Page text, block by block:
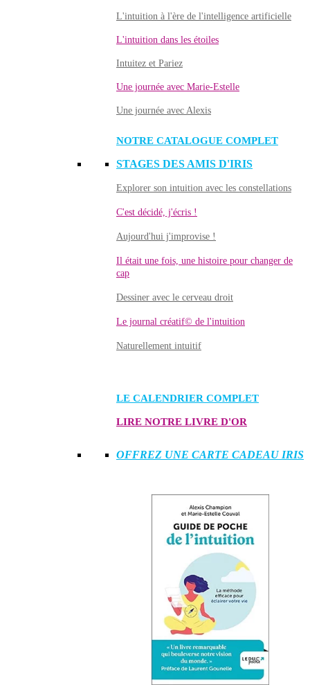
L'intuition à l'ère de l'intelligence artificielle
L'intuition dans les étoiles
Intuitez et Pariez
Une journée avec Marie-Estelle
Une journée avec Alexis
NOTRE CATALOGUE COMPLET
STAGES DES AMIS D'IRIS
Explorer son intuition avec les constellations
C'est décidé, j'écris !
Aujourd'hui j'improvise !
Il était une fois, une histoire pour changer de
cap
Dessiner avec le cerveau droit
Le journal créatif© de l'intuition
Naturellement intuitif
LE CALENDRIER COMPLET
LIRE NOTRE LIVRE D'OR
OFFREZ UNE CARTE CADEAU IRIS